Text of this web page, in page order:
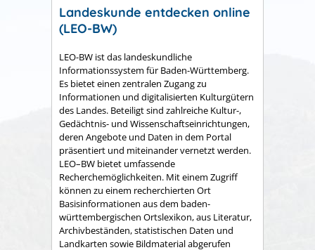
Landeskunde entdecken online
(LEO-BW)
LEO-BW ist das landeskundliche
Informationssystem für Baden-Württemberg.
Es bietet einen zentralen Zugang zu
Informationen und digitalisierten Kulturgütern
des Landes. Beteiligt sind zahlreiche Kultur-,
Gedächtnis- und Wissenschaftseinrichtungen,
deren Angebote und Daten in dem Portal
präsentiert und miteinander vernetzt werden.
LEO–BW bietet umfassende
Recherchemöglichkeiten. Mit einem Zugriff
können zu einem recherchierten Ort
Basisinformationen aus dem baden-
württembergischen Ortslexikon, aus Literatur,
Archivbeständen, statistischen Daten und
Landkarten sowie Bildmaterial abgerufen